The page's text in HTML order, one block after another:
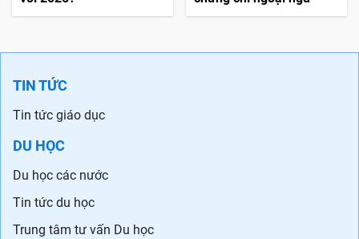
TIN TỨC
Tin tức giáo dục
DU HỌC
Du học các nước
Tin tức du học
Trung tâm tư vấn Du học